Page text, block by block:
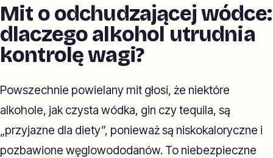
Mit o odchudzającej wódce:
dlaczego alkohol utrudnia
kontrolę wagi?
Powszechnie powielany mit głosi, że niektóre
alkohole, jak czysta wódka, gin czy tequila, są
„przyjazne dla diety”, ponieważ są niskokaloryczne i
pozbawione węglowododanów. To niebezpieczne